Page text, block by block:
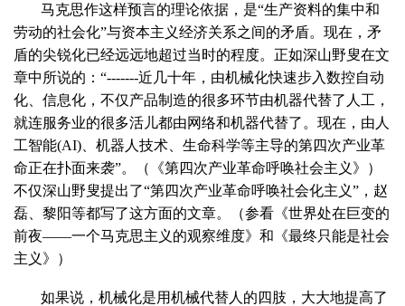
马克思作这样预言的理论依据，是“生产资料的集中和
劳动的社会化”与资本主义经济关系之间的矛盾。现在，矛
盾的尖锐化已经远远地超过当时的程度。正如深山野叟在文
章中所说的：“-------近几十年，由机械化快速步入数控自动
化、信息化，不仅产品制造的很多环节由机器代替了人工，
就连服务业的很多活儿都由网络和机器代替了。现在，由人
工智能(AI) 、机器人技术、生命科学等主导的第四次产业革
命正在扑面来袭”。（《第四次产业革命呼唤社会主义》）
不仅深山野叟提出了“第四次产业革命呼唤社会化主义”，赵
磊、黎阳等都写了这方面的文章。（参看《世界处在巨变的
前夜——一个马克思主义的观察维度》和《最终只能是社会
主义》）
如果说，机械化是用机械代替人的四肢，大大地提高了